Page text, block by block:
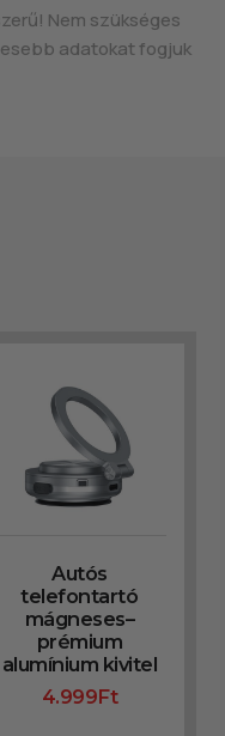
Nem szükséges
adatokat fogjuk
Autós
telefontartó
mágneses–
prémium
alumínium kivitel
4.999Ft